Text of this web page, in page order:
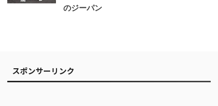
のジーパン
スポンサーリンク